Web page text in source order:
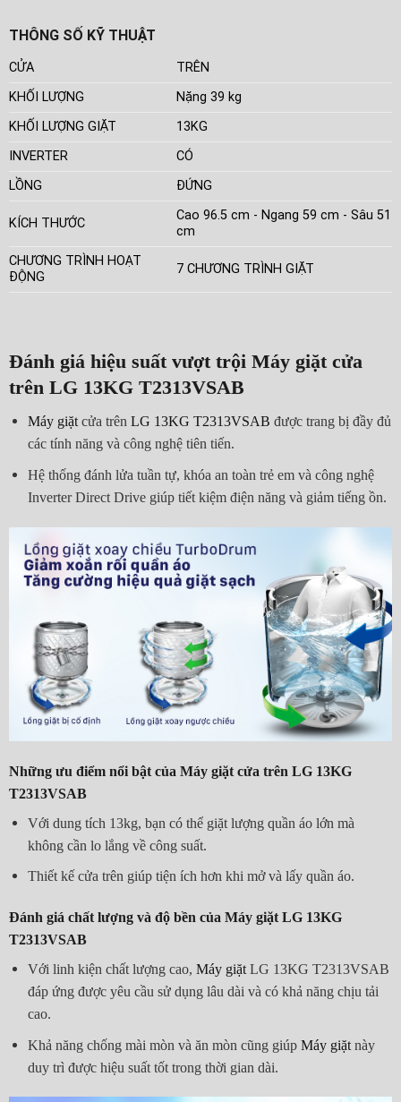
THÔNG SỐ KỸ THUẬT
CỬA
TRÊN
KHỐI LƯỢNG
Nặng 39 kg
KHỐI LƯỢNG GIẶT
13KG
INVERTER
CÓ
LỒNG
ĐỨNG
KÍCH THƯỚC
Cao 96.5 cm - Ngang 59 cm - Sâu 51
cm
CHƯƠNG TRÌNH HOẠT
ĐỘNG
7 CHƯƠNG TRÌNH GIẶT
Đánh giá hiệu suất vượt trội Máy giặt cửa
trên LG 13KG T2313VSAB
Máy giặtcửa trên LG 13KG T2313VSAB được trang bị đầy đủ
các tính năng và công nghệ tiên tiến.
Hệ thống đánh lửa tuần tự, khóa an toàn trẻ em và công nghệ
Inverter Direct Drive giúp tiết kiệm điện năng và giảm tiếng ồn.
Những ưu điểm nổi bật của Máy giặt cửa trên LG 13KG
T2313VSAB
Với dung tích 13kg, bạn có thể giặt lượng quần áo lớn mà
không cần lo lắng về công suất.
Thiết kế cửa trên giúp tiện ích hơn khi mở và lấy quần áo.
Đánh giá chất lượng và độ bền của Máy giặt LG 13KG
T2313VSAB
Với linh kiện chất lượng cao, Máy giặtLG 13KG T2313VSAB
đáp ứng được yêu cầu sử dụng lâu dài và có khả năng chịu tải
cao.
Khả năng chống mài mòn và ăn mòn cũng giúp Máy giặtnày
duy trì được hiệu suất tốt trong thời gian dài.